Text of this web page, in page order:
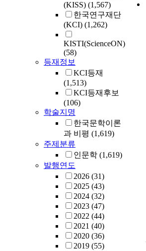
(KISS) (1,567)
한국연구재단
(KCI) (1,262)
KISTI(ScienceON)
(58)
등재정보
KCI등재
(1,513)
KCI등재후보
(106)
학술지명
한국문학이론
과 비평 (1,619)
주제분류
인문학 (1,619)
발행연도
2026 (31)
2025 (43)
2024 (32)
2023 (47)
2022 (44)
2021 (40)
2020 (36)
2019 (55)